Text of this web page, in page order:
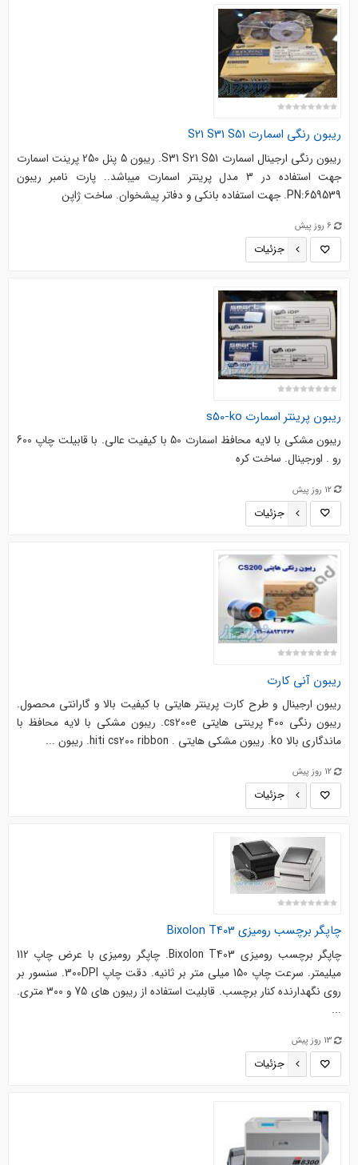
ریبون رنگی اسمارت S21 S31 S51
ریبون رنگی ارجینال اسمارت S31 S21 S51. ریبون 5 پنل 250 پرینت اسمارت
جهت استفاده در 3 مدل پرینتر اسمارت میباشد.. پارت نامبر ریبون
PN:659539. جهت استفاده بانکی و دفاتر پیشخوان. ساخت ژاپن
6 روز پیش
جزئیات
ریبون پرینتر اسمارت s50-ko
ریبون مشکی با لایه محافظ اسمارت 50 با کیفیت عالی. با قابیلت چاپ 600
رو . اورجینال. ساخت کره
12 روز پیش
جزئیات
ریبون آنی کارت
ریبون ارجینال و طرح کارت پرینتر هایتی با کیفیت بالا و گارانتی محصول.
ریبون رنگی 400 پرینتی هایتی cs200e. ریبون مشکی با لایه محافظ با
ماندگاری بالا ko. ریبون مشکی هایتی . hiti cs200 ribbon. ریبون ...
12 روز پیش
جزئیات
چاپگر برچسب رومیزی Bixolon T403
چاپگر برچسب رومیزی Bixolon T403. چاپگر رومیزی با عرض چاپ 112
میلیمتر. سرعت چاپ 150 میلی متر بر ثانیه. دقت چاپ 300DPI. سنسور بر
روی نگهدارنده کنار برچسب. قابلیت استفاده از ریبون های 75 و 300 متری.
...
13 روز پیش
جزئیات